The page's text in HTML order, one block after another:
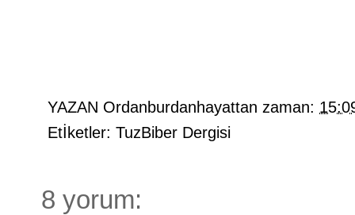
YAZAN Ordanburdanhayattan zaman:
Etİketler: TuzBiber Dergisi
8 yorum: